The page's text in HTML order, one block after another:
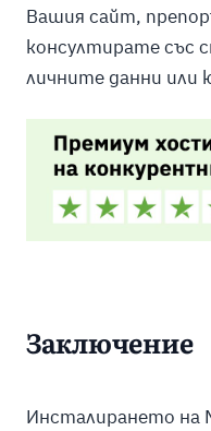
Вашия сайт,
консултирате със
личните данни или
Заключение
Инсталирането на